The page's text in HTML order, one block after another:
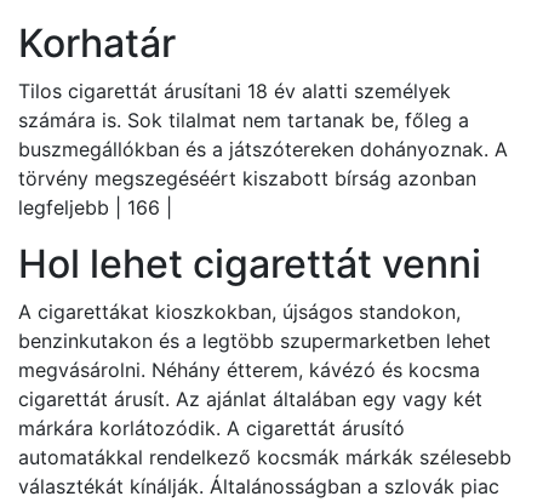
Korhatár
Tilos cigarettát árusítani 18 év alatti személyek
számára is. Sok tilalmat nem tartanak be, főleg a
buszmegállókban és a játszótereken dohányoznak. A
törvény megszegéséért kiszabott bírság azonban
legfeljebb | 166 |
Hol lehet cigarettát venni
A cigarettákat kioszkokban, újságos standokon,
benzinkutakon és a legtöbb szupermarketben lehet
megvásárolni. Néhány étterem, kávézó és kocsma
cigarettát árusít. Az ajánlat általában egy vagy két
márkára korlátozódik. A cigarettát árusító
automatákkal rendelkező kocsmák márkák szélesebb
választékát kínálják. Általánosságban a szlovák piac